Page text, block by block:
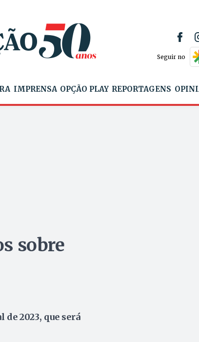
Seguir no
IMPRENSA OPÇÃO PLAY REPORTAGENS
sobre
2023, que será